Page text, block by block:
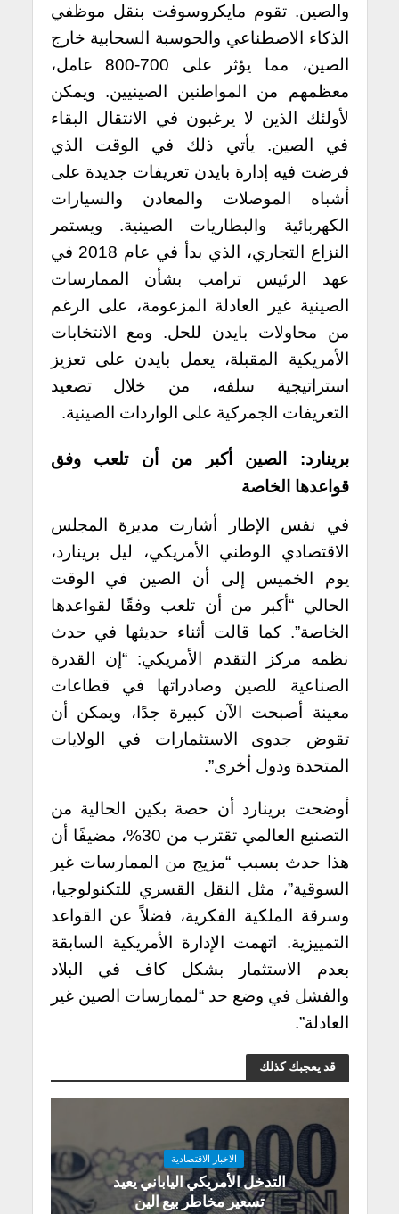
والصين. تقوم مايكروسوفت بنقل موظفي
الذكاء الاصطناعي والحوسبة السحابية خارج
الصين، مما يؤثر على 700-800 عامل،
معظمهم من المواطنين الصينيين. ويمكن
لأولئك الذين لا يرغبون في الانتقال البقاء
في الصين. يأتي ذلك في الوقت الذي
فرضت فيه إدارة بايدن تعريفات جديدة على
أشباه الموصلات والمعادن والسيارات
الكهربائية والبطاريات الصينية. ويستمر
النزاع التجاري، الذي بدأ في عام 2018 في
عهد الرئيس ترامب بشأن الممارسات
الصينية غير العادلة المزعومة، على الرغم
من محاولات بايدن للحل. ومع الانتخابات
الأمريكية المقبلة، يعمل بايدن على تعزيز
استراتيجية سلفه، من خلال تصعيد
التعريفات الجمركية على الواردات الصينية.
برينارد: الصين أكبر من أن تلعب وفق
قواعدها الخاصة
في نفس الإطار أشارت مديرة المجلس
الاقتصادي الوطني الأمريكي، ليل برينارد،
يوم الخميس إلى أن الصين في الوقت
الحالي “أكبر من أن تلعب وفقًا لقواعدها
الخاصة”. كما قالت أثناء حديثها في حدث
نظمه مركز التقدم الأمريكي: “إن القدرة
الصناعية للصين وصادراتها في قطاعات
معينة أصبحت الآن كبيرة جدًا، ويمكن أن
تقوض جدوى الاستثمارات في الولايات
المتحدة ودول أخرى”.
أوضحت برينارد أن حصة بكين الحالية من
التصنيع العالمي تقترب من 30%، مضيفًا أن
هذا حدث بسبب “مزيج من الممارسات غير
السوقية”، مثل النقل القسري للتكنولوجيا،
وسرقة الملكية الفكرية، فضلاً عن القواعد
التمييزية. اتهمت الإدارة الأمريكية السابقة
بعدم الاستثمار بشكل كاف في البلاد
والفشل في وضع حد “لممارسات الصين غير
العادلة”.
قد يعجبك كذلك
الاخبار الاقتصادية
التدخل الأمريكي الياباني يعيد
تسعير مخاطر بيع الين